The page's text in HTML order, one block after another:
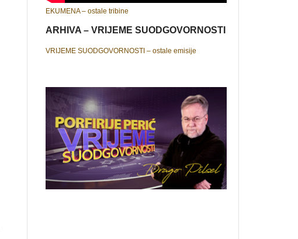
EKUMENA – ostale tribine
ARHIVA – VRIJEME SUODGOVORNOSTI
VRIJEME SUODGOVORNOSTI – ostale emisije